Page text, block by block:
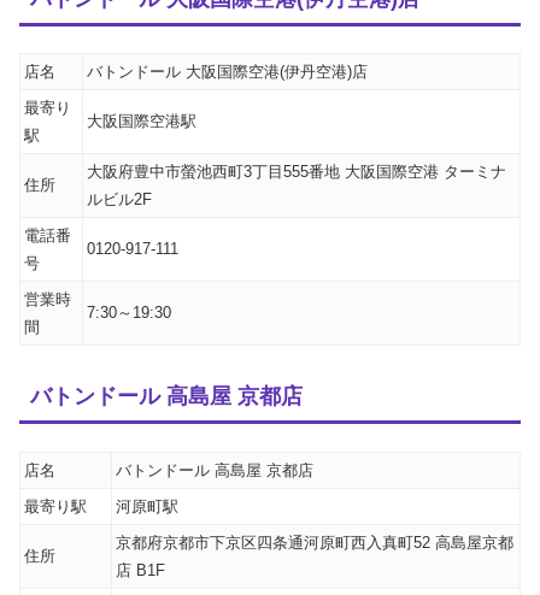
店名
バトンドール 大阪国際空港(伊丹空港)店
最寄り
駅
大阪国際空港駅
住所
大阪府豊中市螢池西町3丁目555番地 大阪国際空港 ターミナ
ルビル2F
電話番
号
0120-917-111
営業時
間
7:30～19:30
バトンドール 高島屋 京都店
店名
バトンドール 高島屋 京都店
最寄り駅
河原町駅
住所
京都府京都市下京区四条通河原町西入真町52 高島屋京都
店 B1F